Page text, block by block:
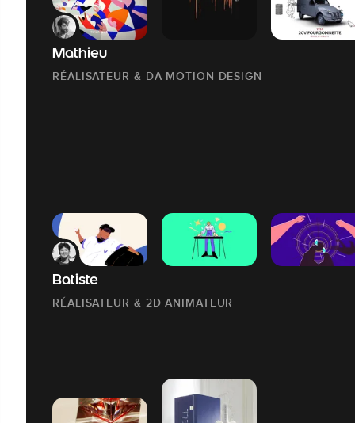
Mathieu
RÉALISATEUR & DA MOTION DESIGN
Batiste
RÉALISATEUR & 2D ANIMATEUR